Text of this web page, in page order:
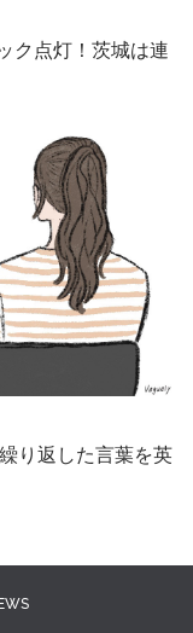
ク点灯！茨城は連
り返した言葉を英